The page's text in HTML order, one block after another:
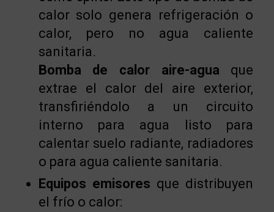
calor solo genera refrigeración o
calor, pero no agua caliente
sanitaria.
Bomba de calor aire-agua que
extrae el calor del aire exterior,
transfiriéndolo a un circuito
interno para agua listo para
calentar suelo radiante, radiadores
o para agua caliente sanitaria.
Equipos emisores que distribuyen
el frío o calor: